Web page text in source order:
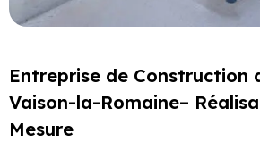
Entreprise de Construction
Vaison-la-Romaine–
Mesure